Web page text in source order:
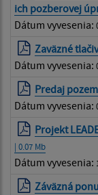
ich pozberovej
Dátum vyvesenia:
Zaväzné
Dátum vyvesenia:
Predaj
Dátum vyvesenia:
Projekt
| 0.07 Mb
Dátum vyvesenia:
Záväzná